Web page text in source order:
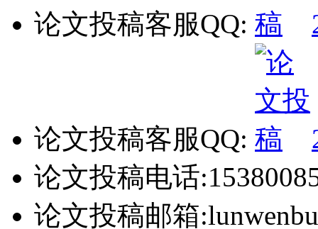
论文投稿客服QQ:
论文投稿客服QQ:
论文投稿电话
论文投稿邮箱